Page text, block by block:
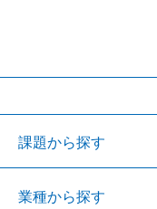
課題から探す
業種から探す